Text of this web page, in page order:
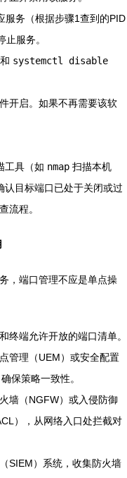
服务（根据步骤1查到的PID
服务。
和 systemctl disable
开启。如果不再需要该软
工具（如 nmap 扫描本机
认目标端口已处于关闭或过
流程。
，端口管理不应是单点操
终端允许开放的端口清单。
管理（UEM）或安全配置
保策略一致性。
墙（NGFW）或入侵防御
），从网络入口处拦截对
SIEM）系统，收集防火墙